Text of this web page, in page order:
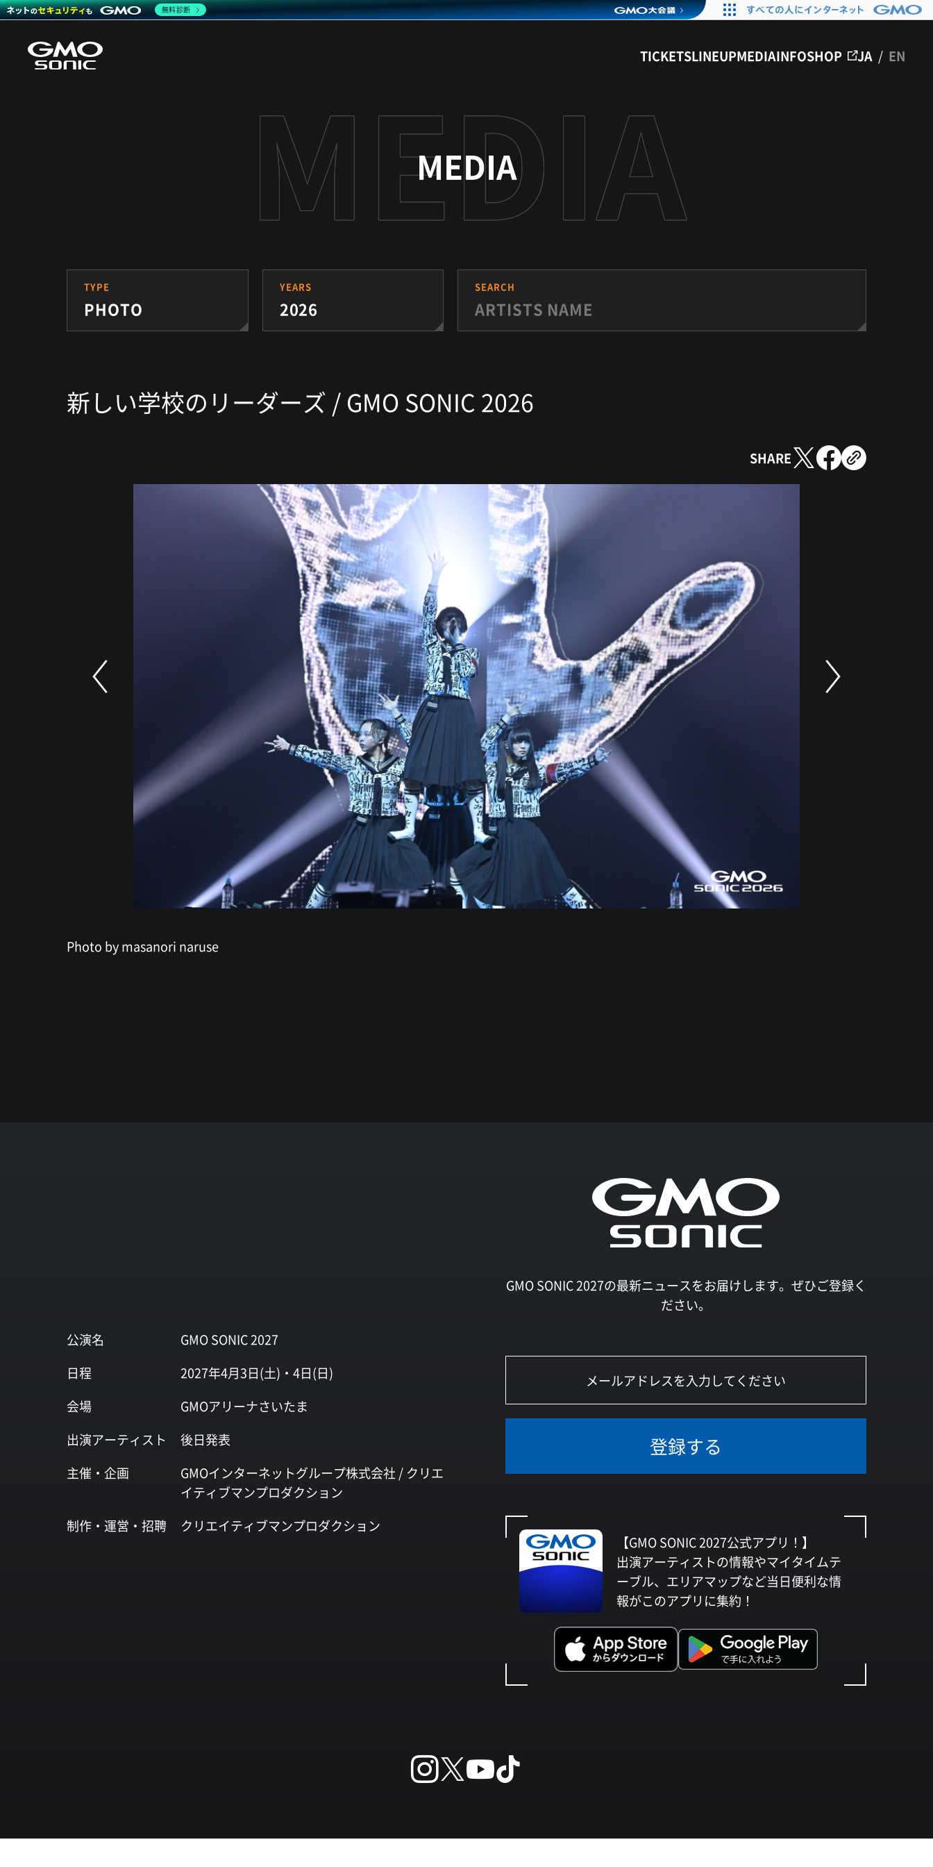
TICKETSLINEUPMEDIAINFOSHOP JA / EN
MEDIA
TYPE
PHOTO
YEARS
2026
SEARCH
新しい学校のリーダーズ / GMO SONIC 2026
SHARE
Photo by masanori naruse
公演名
GMO SONIC 2027
日程
2027年4月3日(土)・4日(日)
会場
GMOアリーナさいたま
出演アーティスト
後日発表
主催・企画
GMOインターネットグループ株式会社 / クリエ
イティブマンプロダクション
制作・運営・ 招聘 クリエイティブマンプロダクション
GMO SONIC 2027の最新ニュースをお届けします。ぜひご登録く
ださい。
登録する
【GMO SONIC 2027公式アプリ！】
出演アーティストの情報やマイタイムテ
ーブル、エリアマップなど当日便利な情
報がこのアプリに集約！
無料診断